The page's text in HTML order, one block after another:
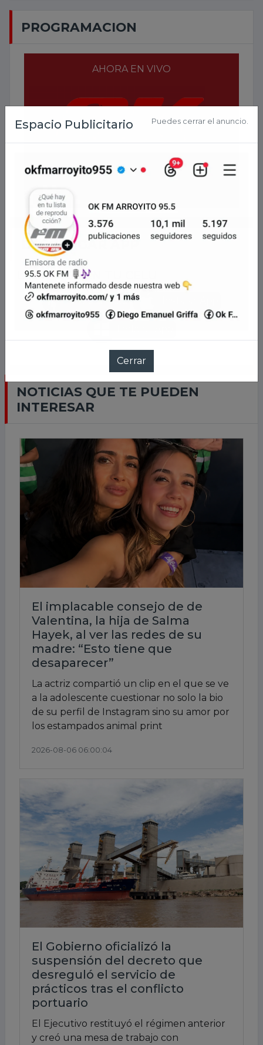
PROGRAMACION
AHORA EN VIVO
08-06 19:15:02
DESCARGAR APP
LLEVANOS EN TU CELU
NOTICIAS QUE TE PUEDEN
INTERESAR
El implacable consejo de de
Valentina, la hija de Salma
Hayek, al ver las redes de su
madre: “Esto tiene que
desaparecer”
La actriz compartió un clip en el que se ve
a la adolescente cuestionar no solo la bio
de su perfil de Instagram sino su amor por
los estampados animal print
2026-08-06 06:00:04
El Gobierno oficializó la
suspensión del decreto que
desreguló el servicio de
prácticos tras el conflicto
portuario
El Ejecutivo restituyó el régimen anterior
y creó una mesa de trabajo con